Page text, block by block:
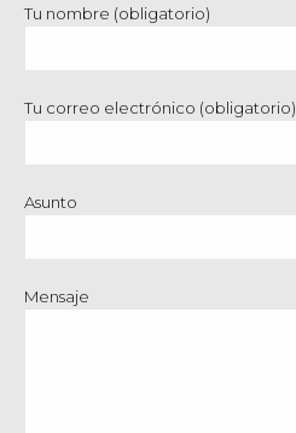
Tu nombre (obligatorio)
Tu correo electrónico (obligatorio)
Asunto
Mensaje